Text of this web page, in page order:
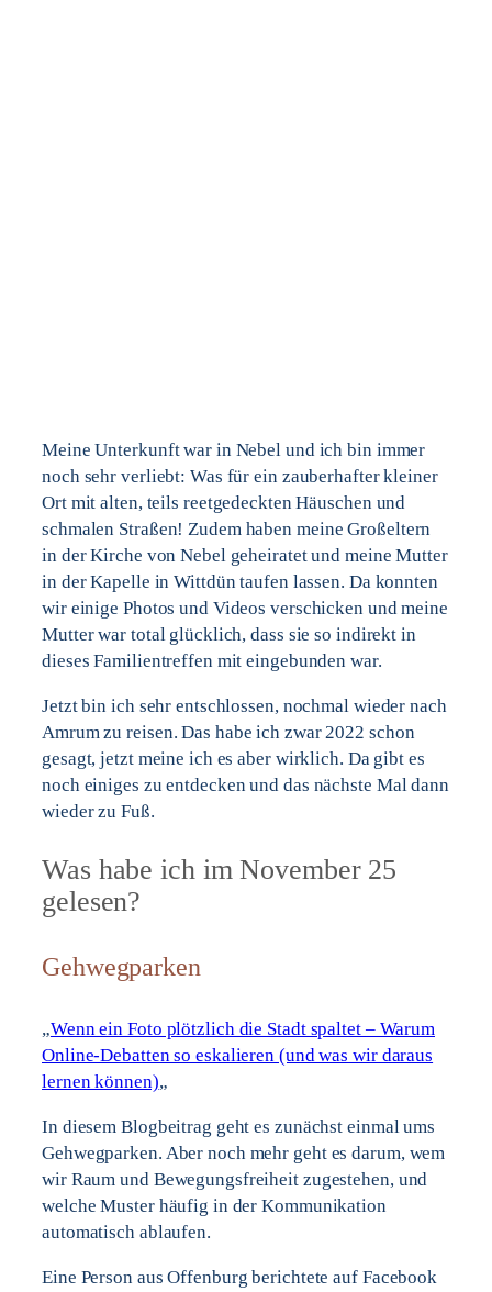
Meine Unterkunft war in Nebel und ich bin immer
noch sehr verliebt: Was für ein zauberhafter kleiner
Ort mit alten, teils reetgedeckten Häuschen und
schmalen Straßen! Zudem haben meine Großeltern
in der Kirche von Nebel geheiratet und meine Mutter
in der Kapelle in Wittdün taufen lassen. Da konnten
wir einige Photos und Videos verschicken und meine
Mutter war total glücklich, dass sie so indirekt in
dieses Familientreffen mit eingebunden war.
Jetzt bin ich sehr entschlossen, nochmal wieder nach
Amrum zu reisen. Das habe ich zwar 2022 schon
gesagt, jetzt meine ich es aber wirklich. Da gibt es
noch einiges zu entdecken und das nächste Mal dann
wieder zu Fuß.
Was habe ich im November 25
gelesen?
Gehwegparken
„Wenn ein Foto plötzlich die Stadt spaltet – Warum
Online-Debatten so eskalieren (und was wir daraus
lernen können)„
In diesem Blogbeitrag geht es zunächst einmal ums
Gehwegparken. Aber noch mehr geht es darum, wem
wir Raum und Bewegungsfreiheit zugestehen, und
welche Muster häufig in der Kommunikation
automatisch ablaufen.
Eine Person aus Offenburg berichtete auf Facebook